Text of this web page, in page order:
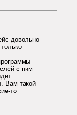
довольно
с ним
Вам такой
то